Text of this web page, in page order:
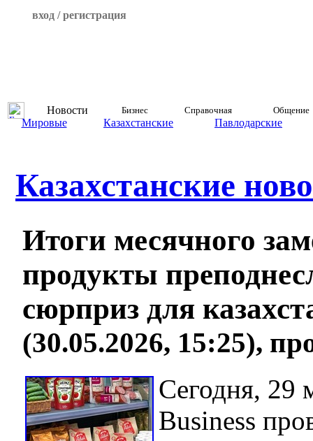
вход / регистрация
Новости Бизнес Справочная Общение
Мировые Казахстанские Павлодарские
Казахстанские
Итоги месячного
продукты
сюрприз для
(30.05.2026, 15:25),
Сегодня, 29
Business